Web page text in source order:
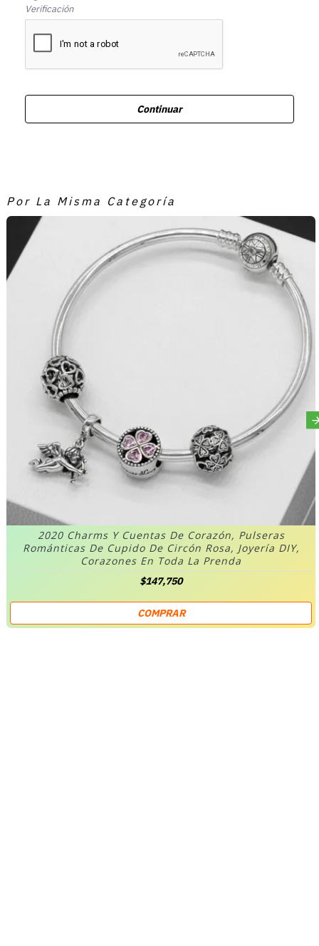
Verificación
Continuar
Por La Misma Categoría
2020 Charms Y Cuentas De Corazón, Pulseras
Románticas De Cupido De Circón Rosa, Joyería DIY,
Corazones En Toda La Prenda
$147,750
COMPRAR